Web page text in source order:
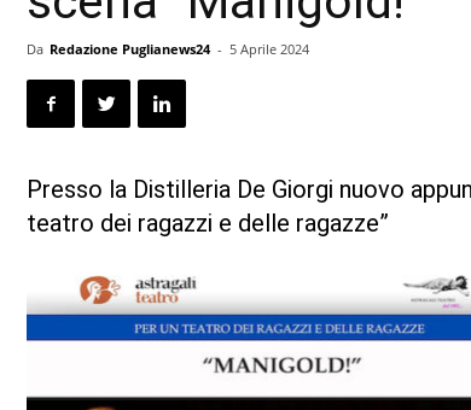
Da Redazione Puglianews24 - 5 Aprile 2024
Presso la Distilleria De Giorgi nuovo
teatro dei ragazzi e delle ragazze”